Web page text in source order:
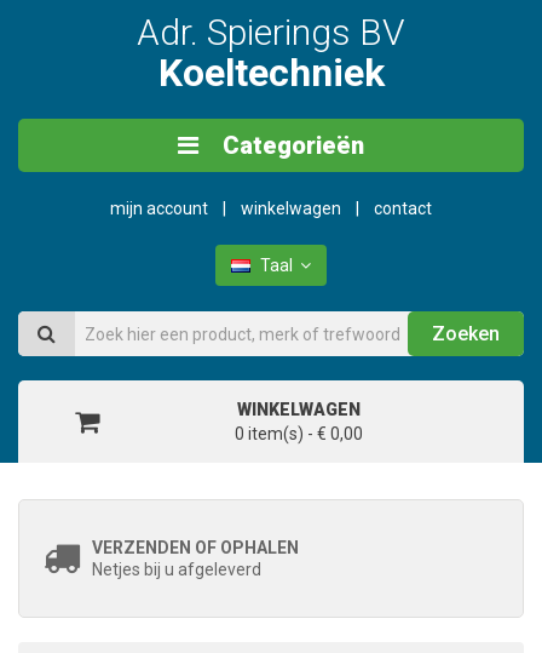
Adr. Spierings BV
Koeltechniek
Categorieën
mijn account winkelwagen contact
Taal
Zoeken
WINKELWAGEN
0 item(s) - € 0,00
VERZENDEN OF OPHALEN
Netjes bij u afgeleverd